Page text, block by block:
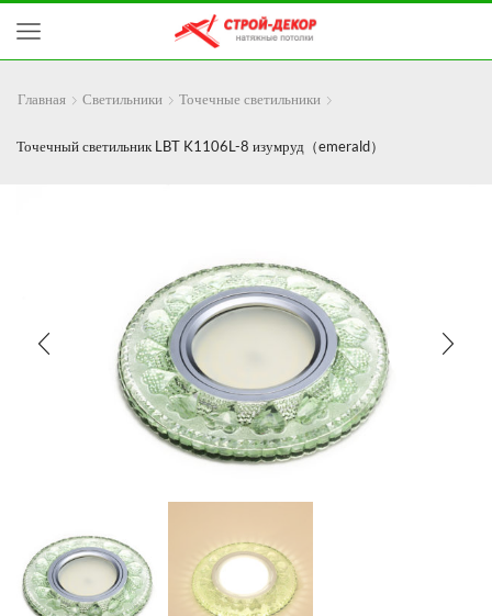
Главная Светильники Точечные светильники
Точечный светильник LBT K1106L-8 изумруд（emerald）